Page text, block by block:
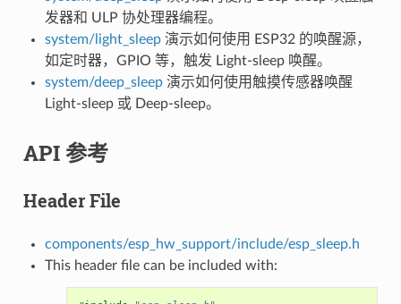
发器和 ULP 协处理器编程。
system/light_sleep演示如何使用 ESP32 的唤醒源，
如定时器，GPIO 等，触发 Light-sleep 唤醒。
system/deep_sleep演示如何使用触摸传感器唤醒
Light-sleep 或 Deep-sleep。
API 参考
Header File
components/esp_hw_support/include/esp_sleep.h
This header file can be included with: